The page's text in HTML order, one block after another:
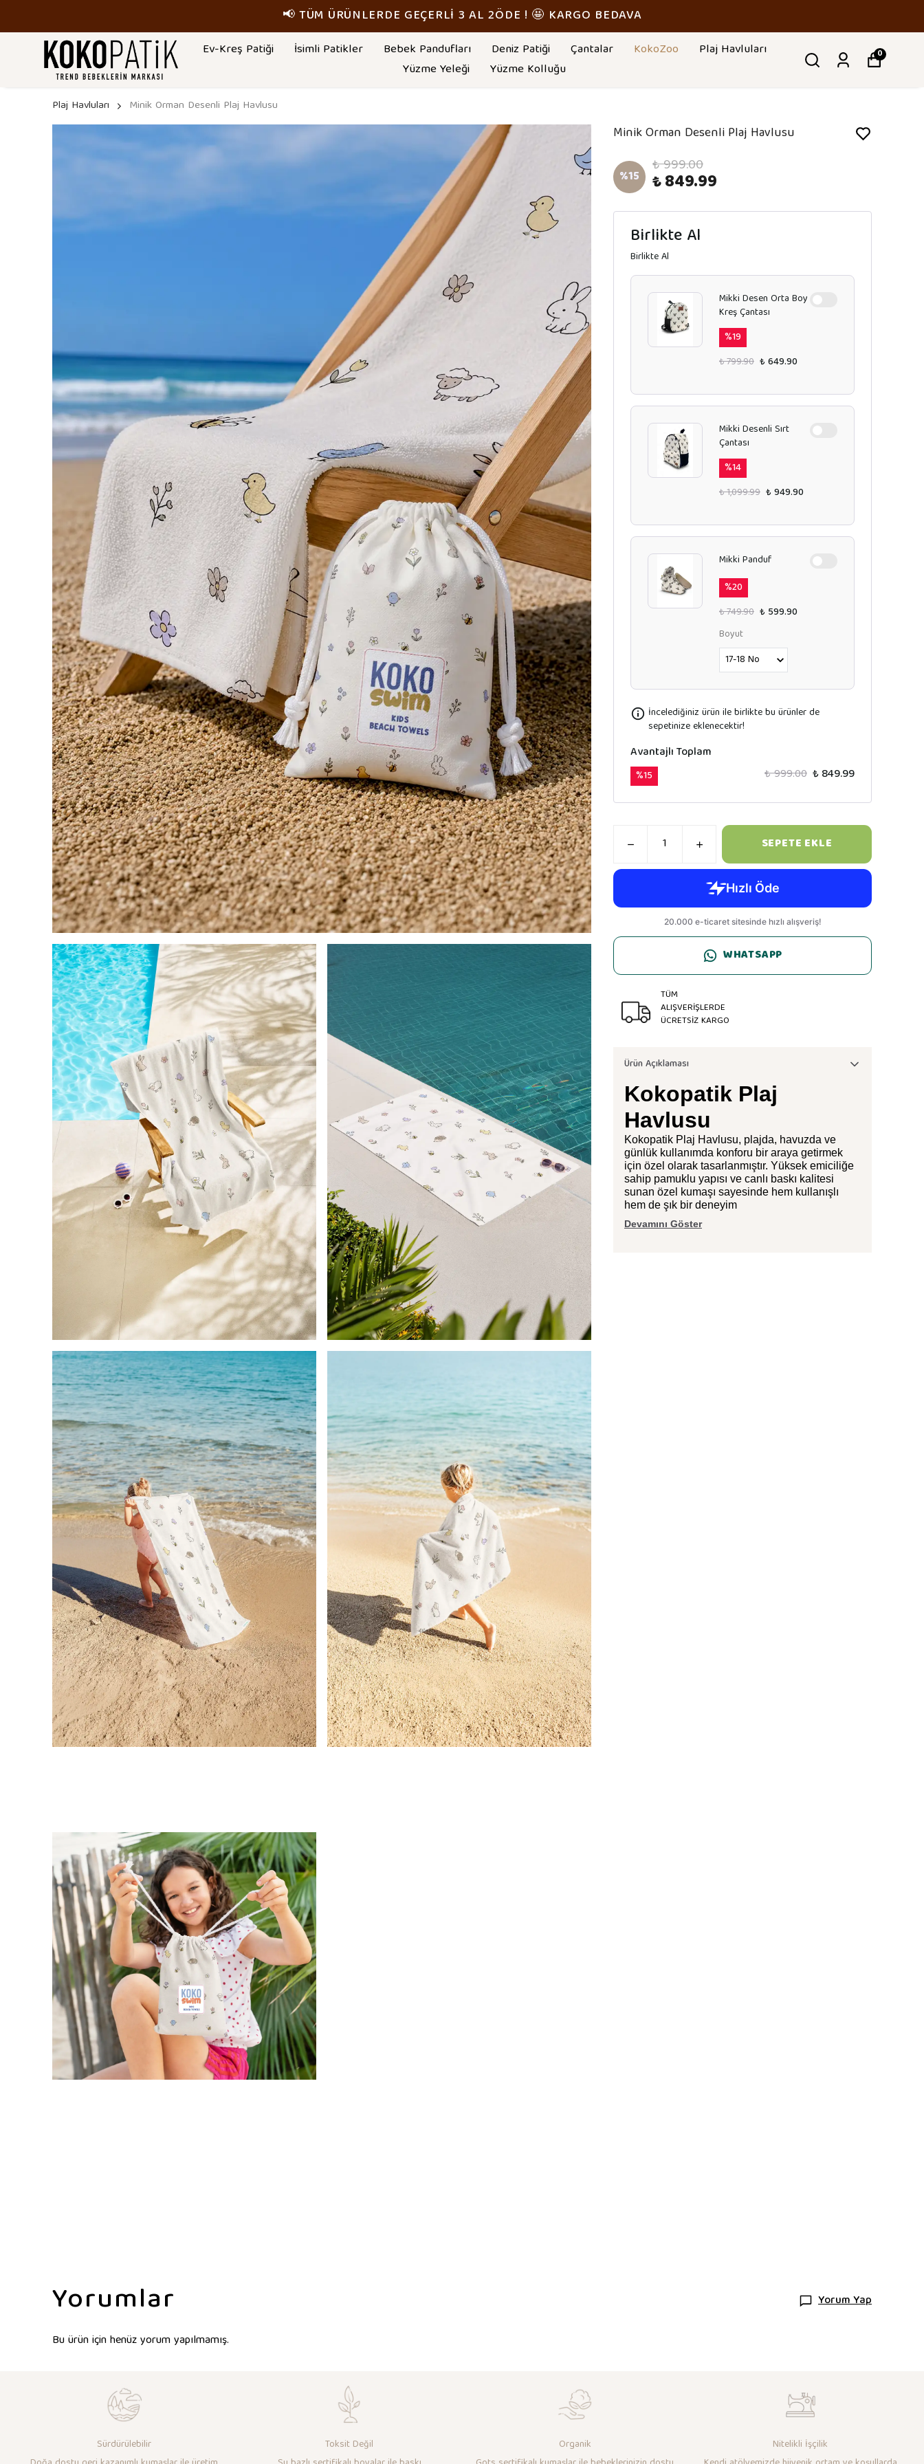
📢 TÜM ÜRÜNLERDE GEÇERLİ 3 AL 2ÖDE ! 🤩 KARGO BEDAVA
Ev-Kreş Patiği İsimli Patikler Bebek Pandufları Deniz Patiği Çantalar KokoZoo
Plaj Havluları
Yüzme Yeleği
Yüzme Kolluğu
0
Plaj Havluları Minik Orman Desenli Plaj Havlusu
Minik Orman Desenli Plaj Havlusu
%15 ₺ 999.00
₺ 849.99
Birlikte Al
Birlikte Al
Mikki Desen Orta Boy
Kreş Çantası
%19
₺ 799.90 ₺ 649.90
Mikki Desenli Sırt
Çantası
%14
₺ 1,099.99 ₺ 949.90
Mikki Panduf
%20
₺ 749.90 ₺ 599.90
Boyut
İncelediğiniz ürün ile birlikte bu ürünler de
sepetinize eklenecektir!
Avantajlı Toplam
%15 ₺ 999.00 ₺ 849.99
SEPETE EKLE
WHATSAPP
TÜM
ALIŞVERİŞLERDE
ÜCRETSİZ KARGO
Ürün Açıklaması
Kokopatik Plaj
Havlusu
Kokopatik Plaj Havlusu, plajda, havuzda ve
günlük kullanımda konforu bir araya getirmek
için özel olarak tasarlanmıştır. Yüksek emiciliğe
sahip pamuklu yapısı ve canlı baskı kalitesi
sunan özel kumaşı sayesinde hem kullanışlı
hem de şık bir deneyim
Devamını Göster
Yorumlar Yorum Yap
Bu ürün için henüz yorum yapılmamış.
Sürdürülebilir
Toksit Değil
Organik
Nitelikli İşçilik